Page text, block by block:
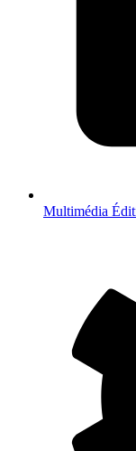
Multimédia